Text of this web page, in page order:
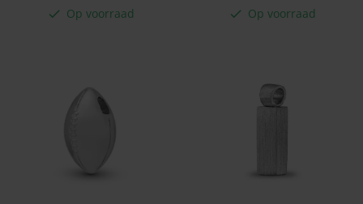
check Op voorraad check Op voorraad